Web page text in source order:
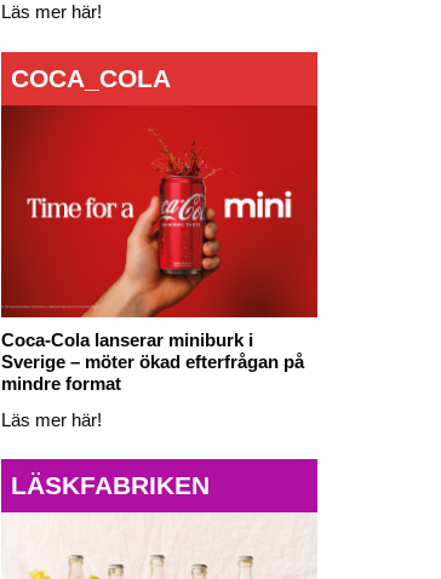
Läs mer här!
COCA_COLA
Coca-Cola lanserar miniburk i
Sverige – möter ökad efterfrågan på
mindre format
Läs mer här!
LÄSKFABRIKEN